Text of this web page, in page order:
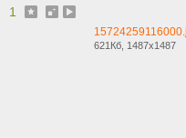
1
621Кб, 1487x1487